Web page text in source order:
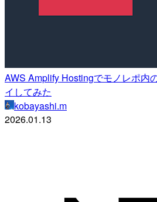
AWS Amplify Hostingでモノレポ内
イしてみた
kobayashi.m
2026.01.13